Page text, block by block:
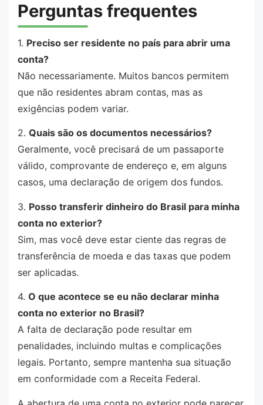
Perguntas frequentes
1. Preciso ser residente no país para abrir uma
conta?
Não necessariamente. Muitos bancos permitem
que não residentes abram contas, mas as
exigências podem variar.
2. Quais são os documentos necessários?
Geralmente, você precisará de um passaporte
válido, comprovante de endereço e, em alguns
casos, uma declaração de origem dos fundos.
3. Posso transferir dinheiro do Brasil para minha
conta no exterior?
Sim, mas você deve estar ciente das regras de
transferência de moeda e das taxas que podem
ser aplicadas.
4. O que acontece se eu não declarar minha
conta no exterior no Brasil?
A falta de declaração pode resultar em
penalidades, incluindo multas e complicações
legais. Portanto, sempre mantenha sua situação
em conformidade com a Receita Federal.